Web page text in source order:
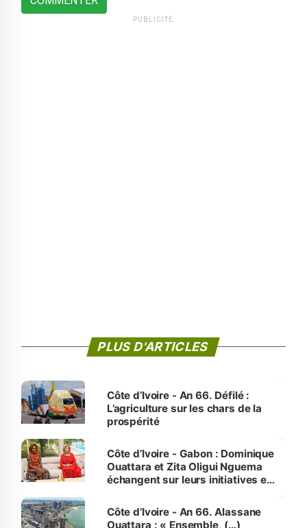
PUBLICITÉ
PLUS D'ARTICLES
Côte d’Ivoire - An 66. Défilé :
L’agriculture sur les chars de la
prospérité
Côte d’Ivoire - Gabon : Dominique
Ouattara et Zita Oligui Nguema
échangent sur leurs initiatives en
enfants
Côte d’Ivoire - An 66. Alassane
Ouattara : « Ensemble, (…)